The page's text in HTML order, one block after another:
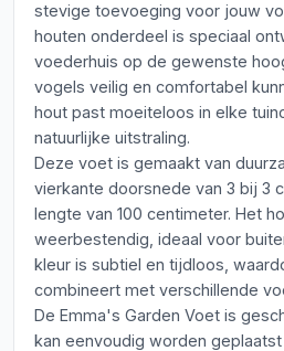
stevige toevoeging voor jouw
houten onderdeel is speciaal
voederhuis op de gewenste
vogels veilig en comfortabel
hout past moeiteloos in elke
natuurlijke uitstraling.
Deze voet is gemaakt van
vierkante doorsnede van 3 bij 3
lengte van 100 centimeter. Het
weerbestendig, ideaal voor
kleur is subtiel en tijdloos,
combineert met verschillende
De Emma's Garden Voet is
kan eenvoudig worden